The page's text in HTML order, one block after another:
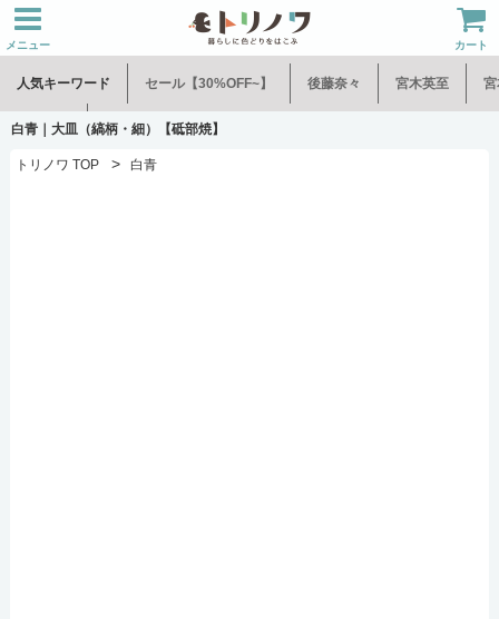
メニュー カート
人気キーワード セール【30%OFF~】 後藤奈々 宮木英至 宮
水谷和音 児玉修治
白青｜大皿（縞柄・細）【砥部焼】
トリノワ TOP > 白青